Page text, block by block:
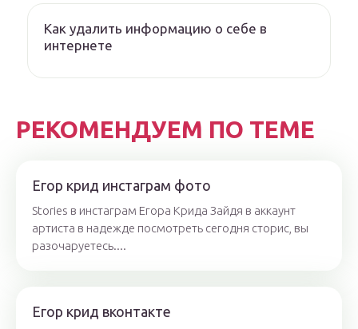
Как удалить информацию о себе в
интернете
РЕКОМЕНДУЕМ ПО ТЕМЕ
Егор крид инстаграм фото
Stories в инстаграм Егора Крида Зайдя в аккаунт
артиста в надежде посмотреть сегодня сторис, вы
разочаруетесь....
Егор крид вконтакте